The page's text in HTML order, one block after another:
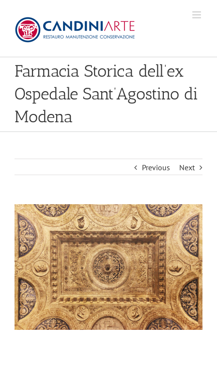
content
Farmacia Storica dell’ex
Ospedale Sant’Agostino di
Modena
Previous Next
View
Larger
Image